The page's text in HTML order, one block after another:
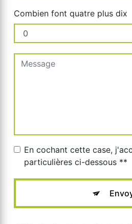
Combien font quatre plus dix
En cochant cette case,
particulières ci-dessous **